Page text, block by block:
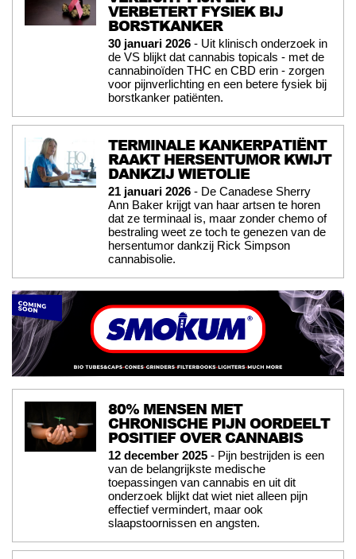
VERBETERT FYSIEK BIJ
BORSTKANKER
30 januari 2026 - Uit klinisch onderzoek in
de VS blijkt dat cannabis topicals - met de
cannabinoïden THC en CBD erin - zorgen
voor pijnverlichting en een betere fysiek bij
borstkanker patiënten.
TERMINALE KANKERPATIËNT
RAAKT HERSENTUMOR KWIJT
DANKZIJ WIETOLIE
21 januari 2026 - De Canadese Sherry
Ann Baker krijgt van haar artsen te horen
dat ze terminaal is, maar zonder chemo of
bestraling weet ze toch te genezen van de
hersentumor dankzij Rick Simpson
cannabisolie.
80% MENSEN MET
CHRONISCHE PIJN OORDEELT
POSITIEF OVER CANNABIS
12 december 2025 - Pijn bestrijden is een
van de belangrijkste medische
toepassingen van cannabis en uit dit
onderzoek blijkt dat wiet niet alleen pijn
effectief vermindert, maar ook
slaapstoornissen en angsten.